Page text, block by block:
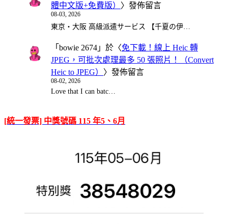
體中文版+免費版） 〉發佈留言
08-03, 2026
東京・大阪 高級派遣サービス 【千夏の伊…
「 bowie 2674 」於〈免下載！線上 Heic 轉
JPEG，可批次處理最多 50 張照片！（Convert
Heic to JPEG） 〉發佈留言
08-02, 2026
Love that I can batc…
[統一發票] 中獎號碼 115 年5、6月